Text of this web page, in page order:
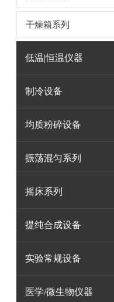
干燥箱系列
低温|恒温仪器
制冷设备
均质粉碎设备
振荡混匀系列
摇床系列
提纯合成设备
实验常规设备
医学/微生物仪器